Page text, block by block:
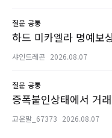
질문 공통
하드 미카엘라 명예보
샤인드레곤 2026.08.07
질문 공통
증폭붙인상태에서 거
고운말_67373 2026.08.07